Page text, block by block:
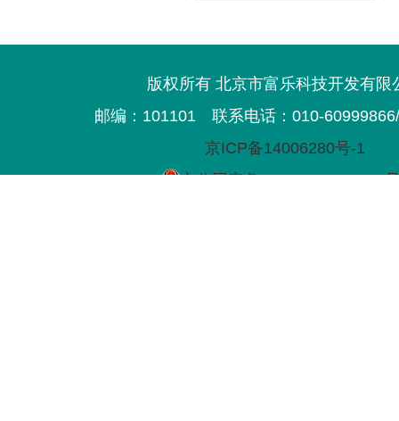
版权所有 北京市富乐科技开发有限
邮编：101101
联系电话：010-
京ICP备14006280号-1
京公网安备11011702000593